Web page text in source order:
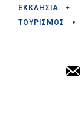
ΕΚΚΛΗΣΙΑ
ΤΟΥΡΙΣΜΟΣ